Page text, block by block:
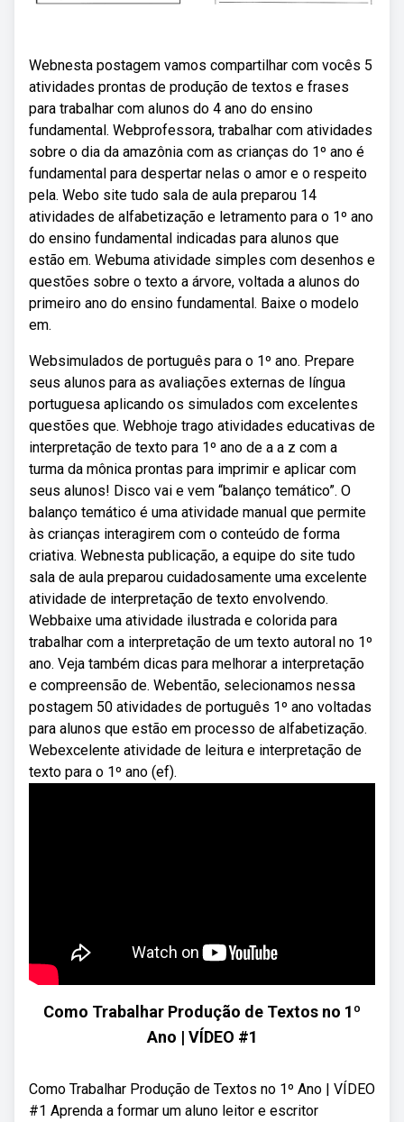
Webnesta postagem vamos compartilhar com vocês 5
atividades prontas de produção de textos e frases
para trabalhar com alunos do 4 ano do ensino
fundamental. Webprofessora, trabalhar com atividades
sobre o dia da amazônia com as crianças do 1º ano é
fundamental para despertar nelas o amor e o respeito
pela. Webo site tudo sala de aula preparou 14
atividades de alfabetização e letramento para o 1º ano
do ensino fundamental indicadas para alunos que
estão em. Webuma atividade simples com desenhos e
questões sobre o texto a árvore, voltada a alunos do
primeiro ano do ensino fundamental. Baixe o modelo
em.
Websimulados de português para o 1º ano. Prepare
seus alunos para as avaliações externas de língua
portuguesa aplicando os simulados com excelentes
questões que. Webhoje trago atividades educativas de
interpretação de texto para 1º ano de a a z com a
turma da mônica prontas para imprimir e aplicar com
seus alunos! Disco vai e vem “balanço temático”. O
balanço temático é uma atividade manual que permite
às crianças interagirem com o conteúdo de forma
criativa. Webnesta publicação, a equipe do site tudo
sala de aula preparou cuidadosamente uma excelente
atividade de interpretação de texto envolvendo.
Webbaixe uma atividade ilustrada e colorida para
trabalhar com a interpretação de um texto autoral no 1º
ano. Veja também dicas para melhorar a interpretação
e compreensão de. Webentão, selecionamos nessa
postagem 50 atividades de português 1º ano voltadas
para alunos que estão em processo de alfabetização.
Webexcelente atividade de leitura e interpretação de
texto para o 1º ano (ef).
Como Trabalhar Produção de Textos no 1º
Ano | VÍDEO #1
Como Trabalhar Produção de Textos no 1º Ano | VÍDEO
#1 Aprenda a formar um aluno leitor e escritor